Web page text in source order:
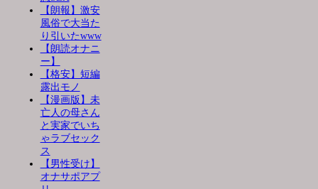
【朗報】激安
風俗で大当た
り引いたwww
【朗読オナニ
ー】
【格安】短編
露出モノ
【漫画版】未
亡人の母さん
と実家でいち
ゃラブセック
ス
【男性受け】
オナサポアプ